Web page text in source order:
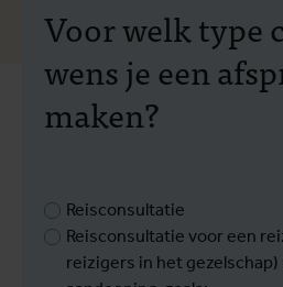
Voor welk type
wens je een
maken?
Reisconsultatie
Reisconsultatie voor een
reizigers in het